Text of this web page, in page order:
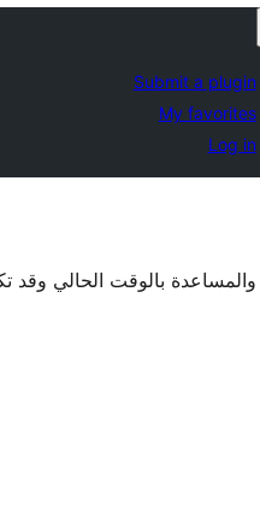
Submit a plugin
My favorites
Log in
بالوقت الحالي وقد